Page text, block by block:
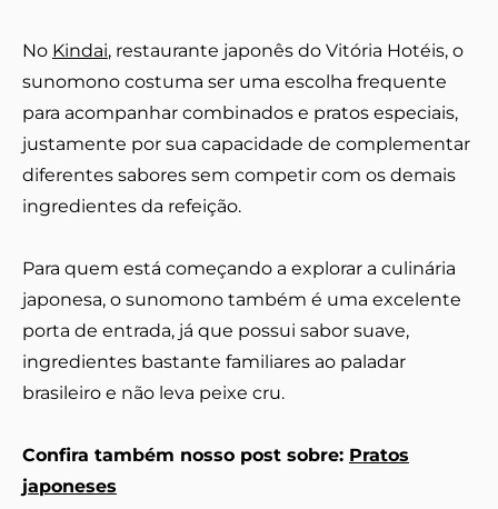
No Kindai, restaurante japonês do Vitória Hotéis, o
sunomono costuma ser uma escolha frequente
para acompanhar combinados e pratos especiais,
justamente por sua capacidade de complementar
diferentes sabores sem competir com os demais
ingredientes da refeição.
Para quem está começando a explorar a culinária
japonesa, o sunomono também é uma excelente
porta de entrada, já que possui sabor suave,
ingredientes bastante familiares ao paladar
brasileiro e não leva peixe cru.
Confira também nosso post sobre: Pratos
japoneses